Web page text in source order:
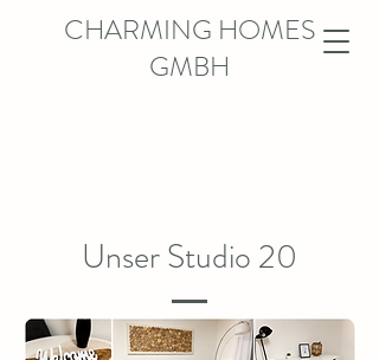
CHARMING HOMES
GMBH
Unser Studio 20